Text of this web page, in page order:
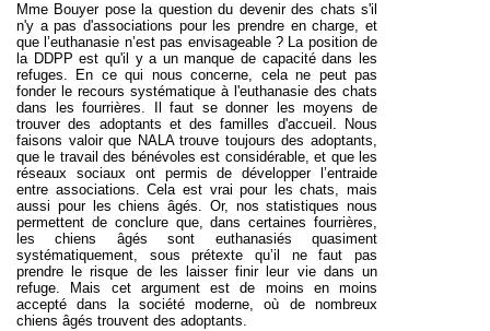
Mme Bouyer pose la question du devenir des chats s'il
n'y a pas d'associations pour les prendre en charge, et
que l’euthanasie n’est pas envisageable ? La position de
la DDPP est qu'il y a un manque de capacité dans les
refuges. En ce qui nous concerne, cela ne peut pas
fonder le recours systématique à l'euthanasie des chats
dans les fourrières. Il faut se donner les moyens de
trouver des adoptants et des familles d'accueil. Nous
faisons valoir que NALA trouve toujours des adoptants,
que le travail des bénévoles est considérable, et que les
réseaux sociaux ont permis de développer l’entraide
entre associations. Cela est vrai pour les chats, mais
aussi pour les chiens âgés. Or, nos statistiques nous
permettent de conclure que, dans certaines fourrières,
les chiens âgés sont euthanasiés quasiment
systématiquement, sous prétexte qu’il ne faut pas
prendre le risque de les laisser finir leur vie dans un
refuge. Mais cet argument est de moins en moins
accepté dans la société moderne, où de nombreux
chiens âgés trouvent des adoptants.